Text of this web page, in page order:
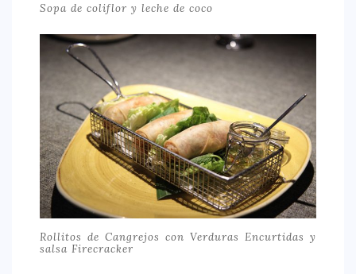
Sopa de coliflor y leche de coco
Rollitos de Cangrejos con Verduras Encurtidas y
salsa Firecracker